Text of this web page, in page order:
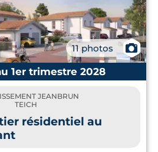
11 photos
📷
1er trimestre 2028
JEANBRUN
TEICH
résidentiel au